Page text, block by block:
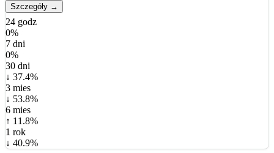
Szczegóły →
24 godz
0%
7 dni
0%
30 dni
↓ 37.4%
3 mies
↓ 53.8%
6 mies
↑ 11.8%
1 rok
↓ 40.9%